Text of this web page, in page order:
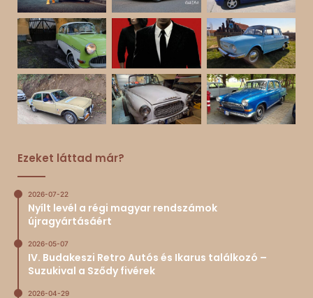
Ezeket láttad már?
2026-07-22
Nyílt levél a régi magyar rendszámok
újragyártásáért
2026-05-07
IV. Budakeszi Retro Autós és Ikarus találkozó –
Suzukival a Sződy fivérek
2026-04-29